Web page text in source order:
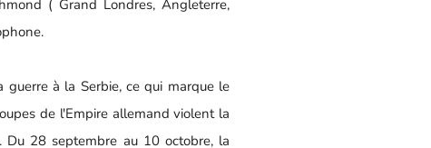
( Grand Londres, Angleterre,
à la Serbie, ce qui marque le
de l'Empire allemand violent la
Du 28 septembre au 10 octobre, la